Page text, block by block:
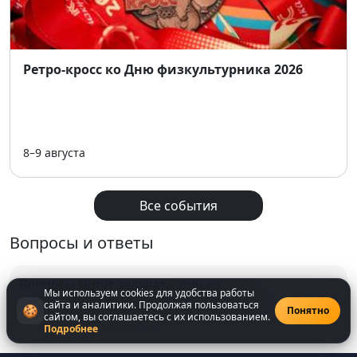
Ретро-кросс ко Дню физкультурника 2026
8–9 августа
Все события
Вопросы и ответы
Вопросы могут задавать только
зарегистрированнныепользователи
🍪
Мы используем cookies для удобства работы
сайта и аналитики. Продолжая пользоваться
сайтом, вы соглашаетесь с их использованием.
Подробнее
Понятно